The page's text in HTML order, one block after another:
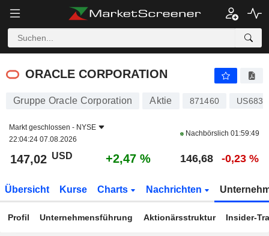
ORACLE CORPORATION
ORACLE CORPORATION
Gruppe Oracle Corporation Aktie 871460
Markt geschlossen - NYSE
22:04:24 07.08.2026
Nachbörslich 01:59:49
147,02 USD +2,47 % 146,68 -0,23 %
Übersicht Kurse Charts Nachrichten
Profil Unternehmensführung Aktionärsstruktur Insider-